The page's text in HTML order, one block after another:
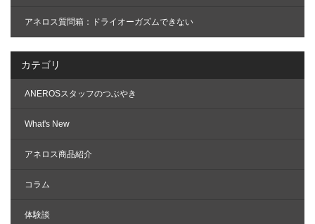
アネロス質問箱：ドライオーガズムできない
カテゴリ
ANEROSスタッフのつぶやき
What's New
アネロス商品紹介
コラム
体験談